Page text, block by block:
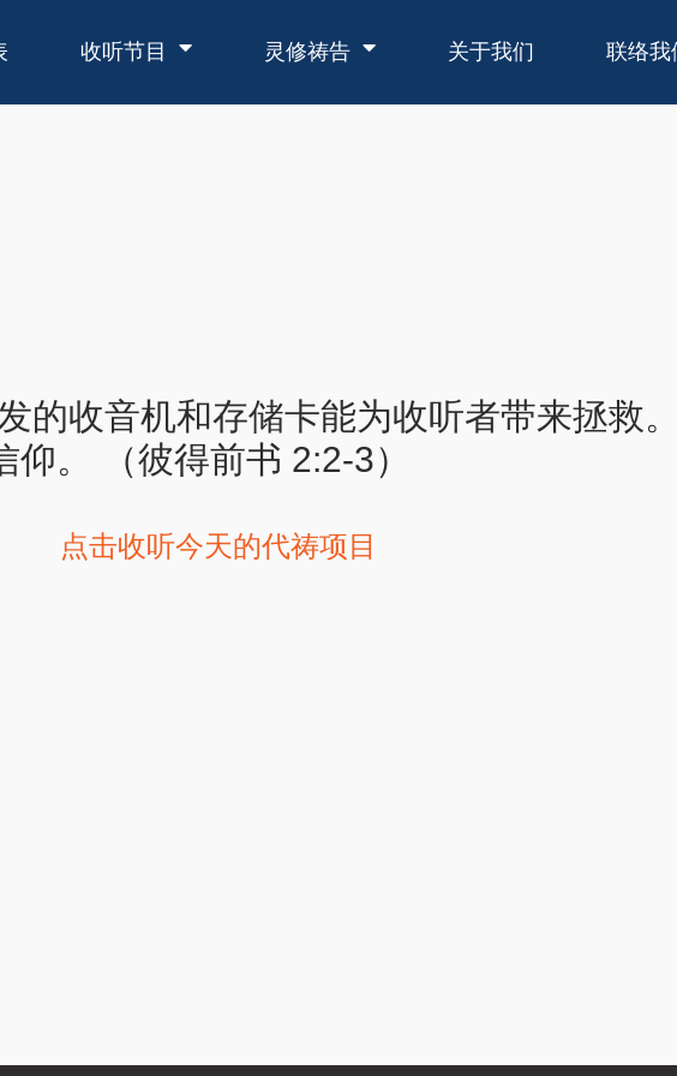
收听节目 灵修祷告 关于我们 联络我
的收音机和存储卡能为收听者带来拯救
。 （彼得前书 2:2-3）
点击收听今天的代祷项目